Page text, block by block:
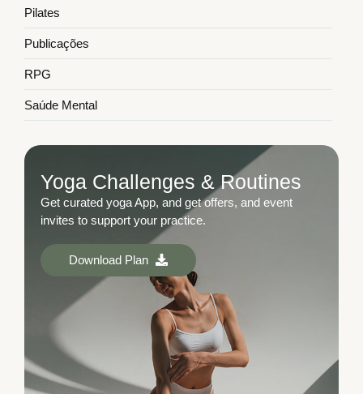
Pilates
Publicações
RPG
Saúde Mental
Yoga Challenges & Routines
Get curated yoga App, and get offers, and event
invites to support your practice.
Download Plan